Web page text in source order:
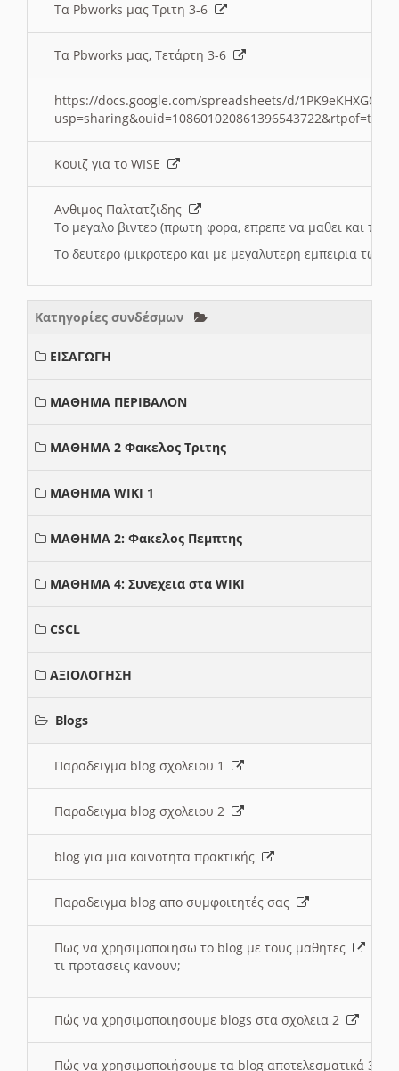
Τα Pbworks μας Τριτη 3-6
Τα Pbworks μας, Τετάρτη 3-6
https://docs.google.com/spreadsheets/d/
Κουιζ για το WISE
Ανθιμος Παλτατζιδης
Το μεγαλο βιντεο (πρωτη φορα, επρεπε να μαθει και το
Το δευτερο (μικροτερο και με μεγαλυτερη εμπειρια
Κατηγορίες συνδέσμων
ΕΙΣΑΓΩΓΗ
ΜΑΘΗΜΑ ΠΕΡΙΒΑΛΟΝ
ΜΑΘΗΜΑ 2 Φακελος Τριτης
ΜΑΘΗΜΑ WIKI 1
ΜΑΘΗΜΑ 2: Φακελος Πεμπτης
ΜΑΘΗΜΑ 4: Συνεχεια στα WIKI
CSCL
ΑΞΙΟΛΟΓΗΣΗ
Blogs
Παραδειγμα blog σχολειου 1
Παραδειγμα blog σχολειου 2
blog για μια κοινοτητα πρακτικής
Παραδειγμα blog απο συμφοιτητές σας
Πως να χρησιμοποιησω το blog με τους μαθητες
τι προτασεις κανουν;
Πώς να χρησιμοποιησουμε blogs στα σχολεια 2
Πώς να χρησιμοποιήσουμε τα blog αποτελεσματικά 3